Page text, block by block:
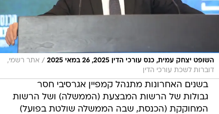
השופט יצחק עמית, כנס עורכי הדין 2025, 26 במאי 2025 / אתר רשמי,
דוברות לשכת עורכי הדין
בשנים האחרונות מתנהל קמפיין אגרסיבי חסר
גבולות של הרשות המבצעת (הממשלה) ושל הרשות
המחוקקת (הכנסת, שבה הממשלה שולטת בפועל)